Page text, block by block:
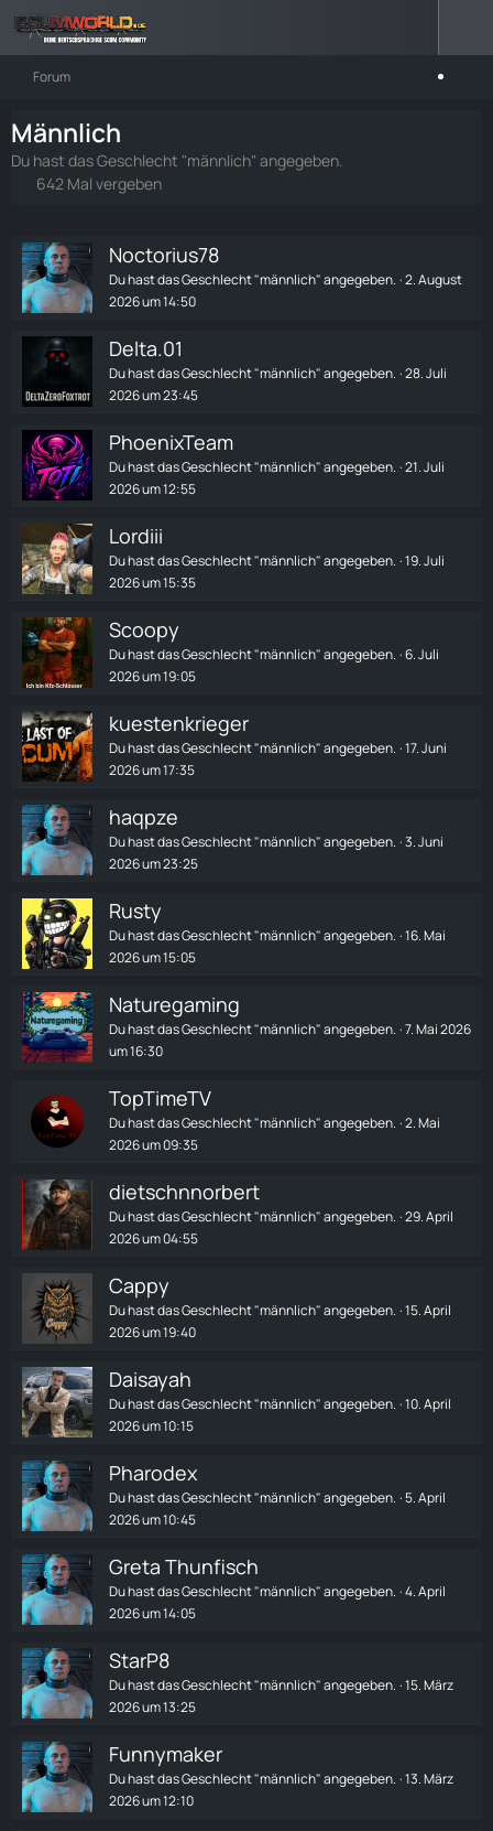
Forum
Männlich
Du hast das Geschlecht "männlich" angegeben.
642 Mal vergeben
Noctorius78
Du hast das Geschlecht "männlich" angegeben. 2. August
2026 um 14:50
Delta.01
Du hast das Geschlecht "männlich" angegeben. 28. Juli
2026 um 23:45
PhoenixTeam
Du hast das Geschlecht "männlich" angegeben. 21. Juli
2026 um 12:55
Lordiii
Du hast das Geschlecht "männlich" angegeben. 19. Juli
2026 um 15:35
Scoopy
Du hast das Geschlecht "männlich" angegeben. 6. Juli
2026 um 19:05
kuestenkrieger
Du hast das Geschlecht "männlich" angegeben. 17. Juni
2026 um 17:35
haqpze
Du hast das Geschlecht "männlich" angegeben. 3. Juni
2026 um 23:25
Rusty
Du hast das Geschlecht "männlich" angegeben. 16. Mai
2026 um 15:05
Naturegaming
Du hast das Geschlecht "männlich" angegeben. 7. Mai 2026
um 16:30
TopTimeTV
Du hast das Geschlecht "männlich" angegeben. 2. Mai
2026 um 09:35
dietschnnorbert
Du hast das Geschlecht "männlich" angegeben. 29. April
2026 um 04:55
Cappy
Du hast das Geschlecht "männlich" angegeben. 15. April
2026 um 19:40
Daisayah
Du hast das Geschlecht "männlich" angegeben. 10. April
2026 um 10:15
Pharodex
Du hast das Geschlecht "männlich" angegeben. 5. April
2026 um 10:45
Greta Thunfisch
Du hast das Geschlecht "männlich" angegeben. 4. April
2026 um 14:05
StarP8
Du hast das Geschlecht "männlich" angegeben. 15. März
2026 um 13:25
Funnymaker
Du hast das Geschlecht "männlich" angegeben. 13. März
2026 um 12:10